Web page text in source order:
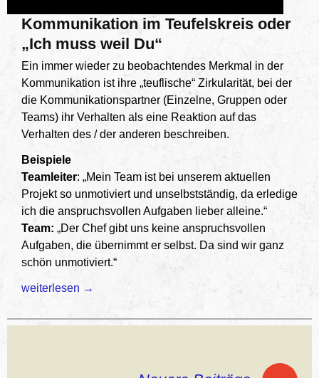
Kommunikation im Teufelskreis oder
„Ich muss weil Du“
Ein immer wieder zu beobachtendes Merkmal in der
Kommunikation ist ihre „teuflische“ Zirkularität, bei der
die Kommunikationspartner (Einzelne, Gruppen oder
Teams) ihr Verhalten als eine Reaktion auf das
Verhalten des / der anderen beschreiben.
Beispiele
Teamleiter: „Mein Team ist bei unserem aktuellen
Projekt so unmotiviert und unselbstständig, da erledige
ich die anspruchsvollen Aufgaben lieber alleine.“
Team: „Der Chef gibt uns keine anspruchsvollen
Aufgaben, die übernimmt er selbst. Da sind wir ganz
schön unmotiviert.“
Kommunikation im Teufelskreis oder „Ich muss weil Du“
weiterlesen →